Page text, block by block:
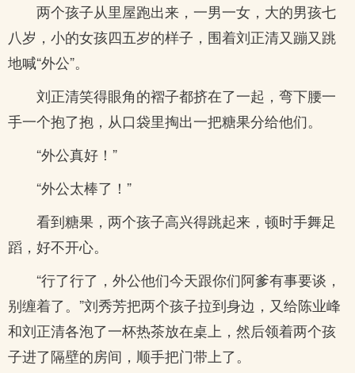
两个孩子从里屋跑出来，一男一女，大的男孩七
八岁，小的女孩四五岁的样子，围着刘正清又蹦又跳
地喊“外公”。
刘正清笑得眼角的褶子都挤在了一起，弯下腰一
手一个抱了抱，从口袋里掏出一把糖果分给他们。
“外公真好！”
“外公太棒了！”
看到糖果，两个孩子高兴得跳起来，顿时手舞足
蹈，好不开心。
“行了行了，外公他们今天跟你们阿爹有事要谈，
别缠着了。”刘秀芳把两个孩子拉到身边，又给陈业峰
和刘正清各泡了一杯热茶放在桌上，然后领着两个孩
子进了隔壁的房间，顺手把门带上了。